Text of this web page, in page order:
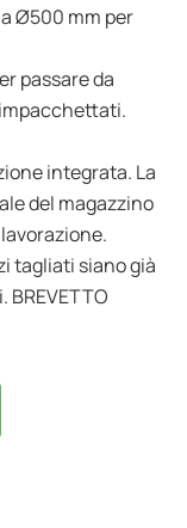
Ø500 mm per
passare da
integrata. La
del magazzino
tagliati siano già